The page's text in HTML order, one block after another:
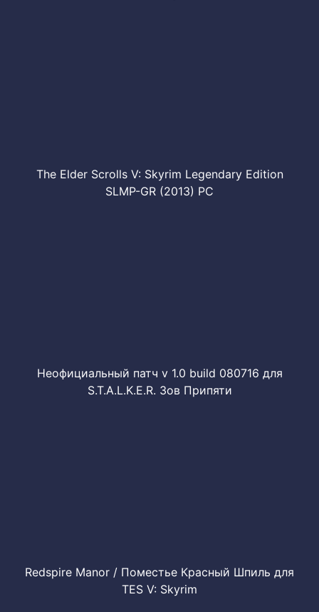
The Elder Scrolls V: Skyrim Legendary Edition
SLMP-GR (2013) PC
Неофициальный патч v 1.0 build 080716 для
S.T.A.L.K.E.R. Зов Припяти
Redspire Manor / Поместье Красный Шпиль для
TES V: Skyrim